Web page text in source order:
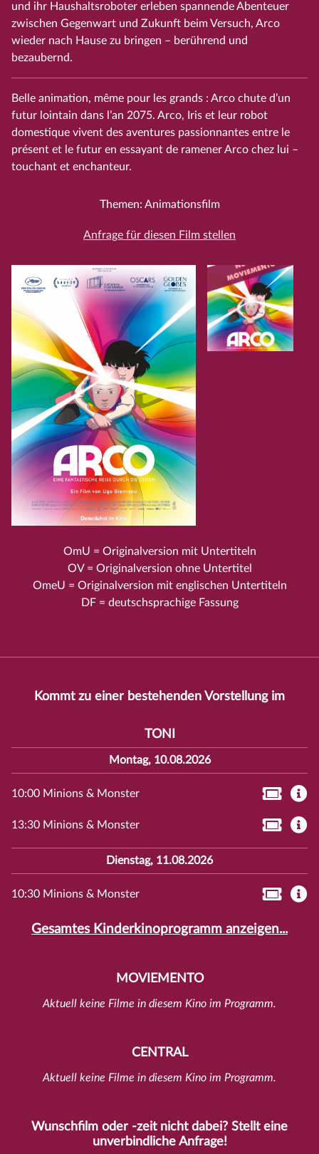
und ihr Haushaltsroboter erleben spannende Abenteuer
zwischen Gegenwart und Zukunft beim Versuch, Arco
wieder nach Hause zu bringen – berührend und
bezaubernd.
Belle animation, même pour les grands : Arco chute d’un
futur lointain dans l’an 2075. Arco, Iris et leur robot
domestique vivent des aventures passionnantes entre le
présent et le futur en essayant de ramener Arco chez lui –
touchant et enchanteur.
Themen: Animationsfilm
Anfrage für diesen Film stellen
OmU = Originalversion mit Untertiteln
OV = Originalversion ohne Untertitel
OmeU = Originalversion mit englischen Untertiteln
DF = deutschsprachige Fassung
Kommt zu einer bestehenden Vorstellung im
TONI
Montag, 10.08.2026
10:00 Minions & Monster
13:30 Minions & Monster
Dienstag, 11.08.2026
10:30 Minions & Monster
Gesamtes Kinderkinoprogramm anzeigen...
MOVIEMENTO
Aktuell keine Filme in diesem Kino im Programm.
CENTRAL
Aktuell keine Filme in diesem Kino im Programm.
Wunschfilm oder -zeit nicht dabei? Stellt eine
unverbindliche Anfrage!